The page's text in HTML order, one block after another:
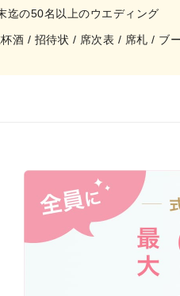
迄の50名以上のウエディング
酒 / 招待状 / 席次表 / 席札 / ブ